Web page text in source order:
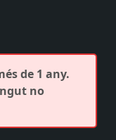
de 1 any.
no